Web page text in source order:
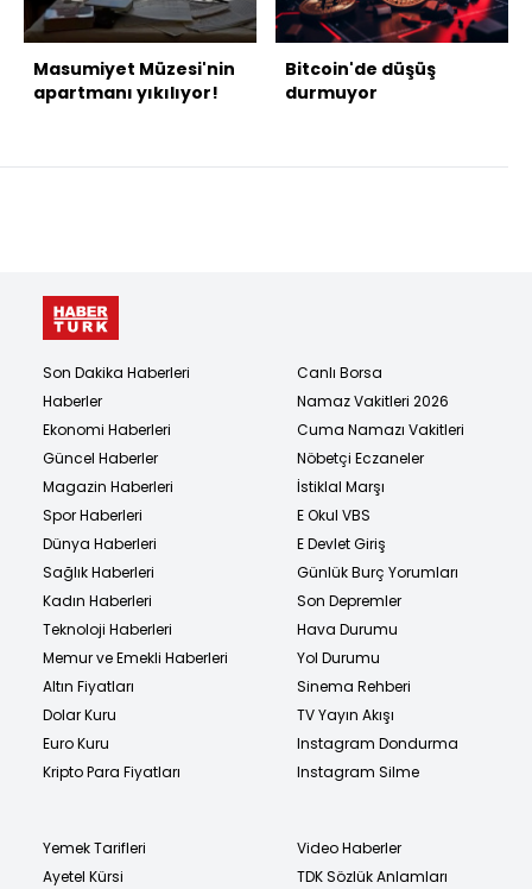
Masumiyet Müzesi'nin
apartmanı yıkılıyor!
Bitcoin'de düşüş
durmuyor
Son Dakika Haberleri
Haberler
Ekonomi Haberleri
Güncel Haberler
Magazin Haberleri
Spor Haberleri
Dünya Haberleri
Sağlık Haberleri
Kadın Haberleri
Teknoloji Haberleri
Memur ve Emekli Haberleri
Altın Fiyatları
Dolar Kuru
Euro Kuru
Kripto Para Fiyatları
Canlı Borsa
Namaz Vakitleri 2026
Cuma Namazı Vakitleri
Nöbetçi Eczaneler
İstiklal Marşı
E Okul VBS
E Devlet Giriş
Günlük Burç Yorumları
Son Depremler
Hava Durumu
Yol Durumu
Sinema Rehberi
TV Yayın Akışı
Instagram Dondurma
Instagram Silme
Yemek Tarifleri
Ayetel Kürsi
Video Haberler
TDK Sözlük Anlamları